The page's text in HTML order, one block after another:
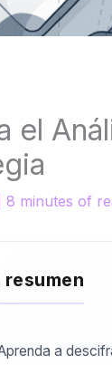
el
|8 minutes of
a